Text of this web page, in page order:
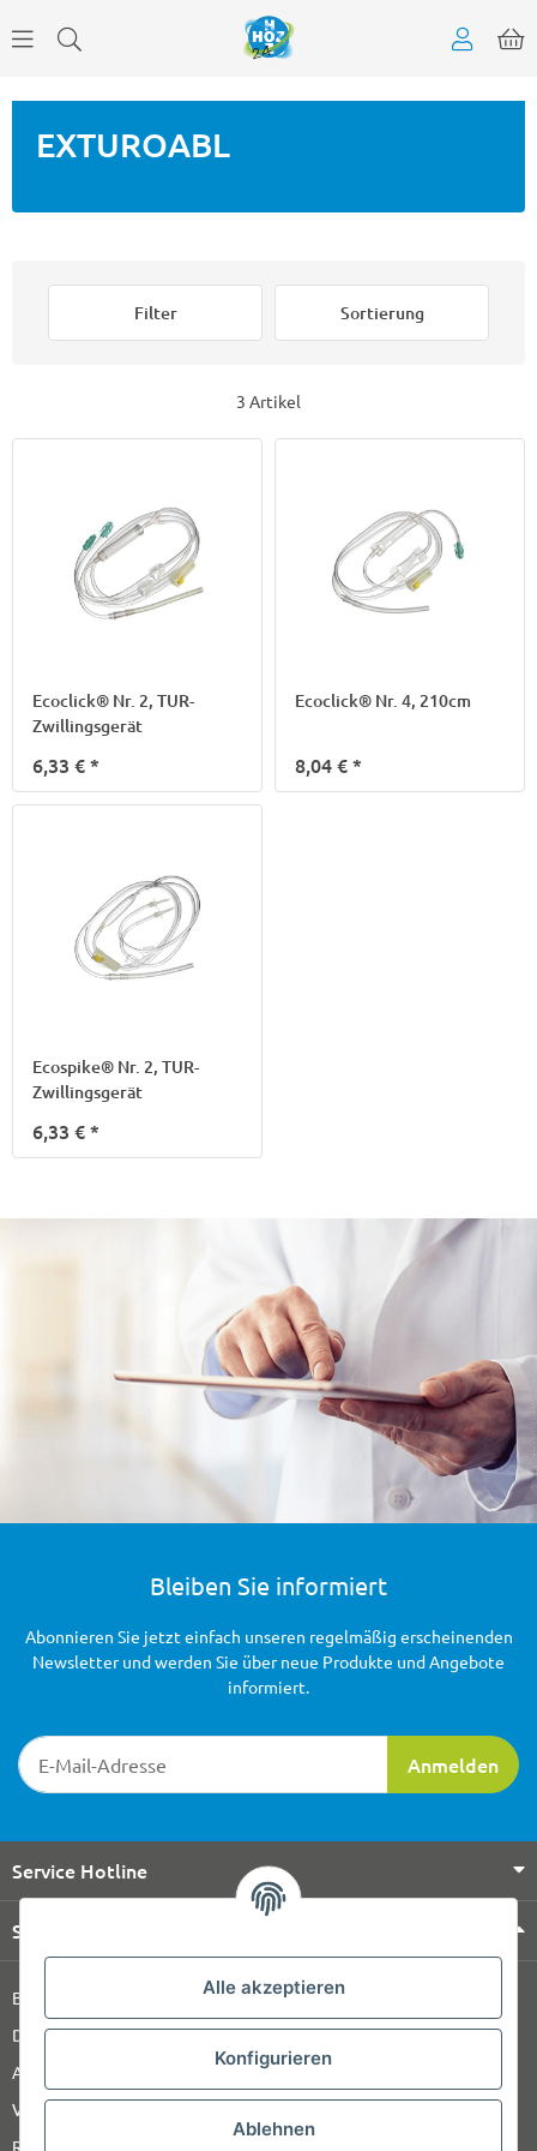
Alle akzeptieren
Konfigurieren
Ablehnen
EXTUROABL
Filter Sortierung
3 Artikel
Ecoclick® Nr. 2, TUR-
Zwillingsgerät
6,33 €*
Ecoclick® Nr. 4, 210cm
8,04 €*
Ecospike® Nr. 2, TUR-
Zwillingsgerät
6,33 €*
Bleiben Sie informiert
Newsletter-Registrierung
Anmelden
Abonnieren Sie jetzt einfach unseren regelmäßig erscheinenden
Newsletter und werden Sie über neue Produkte und Angebote
informiert.
Service Hotline
Shop Service
Barrierefreiheitserklärung
Datenschutz
AGB
Versandinformationen
Retour